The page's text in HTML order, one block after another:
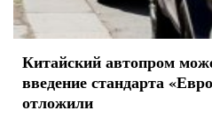
Китайский автопром
введение стандарта
отложили